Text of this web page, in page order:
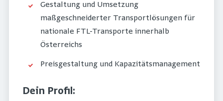
Gestaltung und Umsetzung
maßgeschneiderter Transportlösungen für
nationale FTL-Transporte innerhalb
Österreichs
Preisgestaltung und Kapazitätsmanagement
Dein Profil: